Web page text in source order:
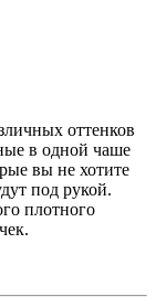
оттенков
в одной чаше
вы не хотите
под рукой.
плотного